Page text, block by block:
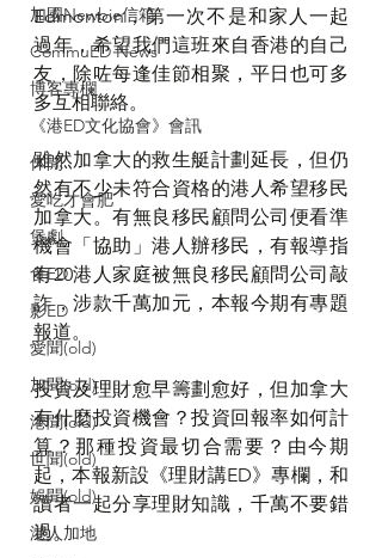
加國Newbie信箱
CommuED News
博客專欄
《港ED文化協會》會訊
休閒
愛吃才會肥
煲劇
食ED
影ED
愛聞(old)
加聞(old)
港聞(old)
世聞(old)
娛聞(old)
港人加地
Edmonton，第一次不是和家人一起
過年，希望我們這班來自香港的自己
友，除咗每逢佳節相聚，平日也可多
多互相聯絡。
雖然加拿大的救生艇計劃延長，但仍
然有不少未符合資格的港人希望移民
加拿大。有無良移民顧問公司便看準
機會「協助」港人辦移民，有報導指
有20港人家庭被無良移民顧問公司敲
詐，涉款千萬加元，本報今期有專題
報道。
投資及理財愈早籌劃愈好，但加拿大
有什麼投資機會？投資回報率如何計
算？那種投資最切合需要？由今期
起，本報新設《理財講ED》專欄，和
讀者一起分享理財知識，千萬不要錯
過。